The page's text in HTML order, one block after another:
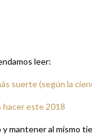
leer:
suerte (según la
hacer este 2018
mantener al mismo